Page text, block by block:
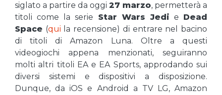
siglato a partire da oggi 27 marzo, permetterà a
titoli come la serie Star Wars Jedi e Dead
Space (qui la recensione) di entrare nel bacino
di titoli di Amazon Luna. Oltre a questi
videogiochi appena menzionati, seguiranno
molti altri titoli EA e EA Sports, approdando sui
diversi sistemi e dispositivi a disposizione.
Dunque, da iOS e Android a TV LG, Amazon